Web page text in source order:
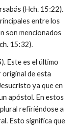
(Hch. 15:22).
entre los
son mencionados
15:32).
Este es el último
original de esta
ya que en
apóstol. En estos
refiriéndose a
Esto significa que